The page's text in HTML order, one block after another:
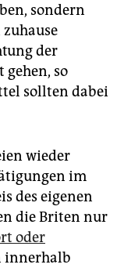
sondern
zuhause
der
so
sollten dabei
wieder
im
des eigenen
die Briten nur
oder
innerhalb